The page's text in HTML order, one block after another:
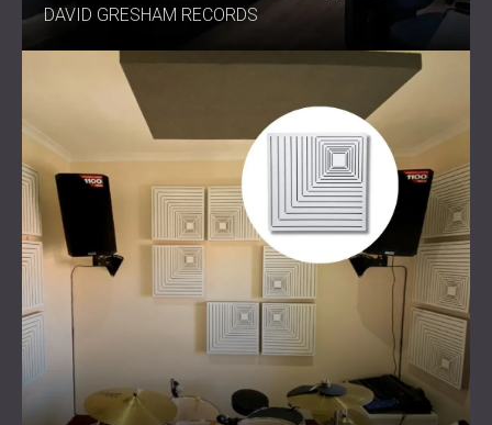
DAVID GRESHAM RECORDS